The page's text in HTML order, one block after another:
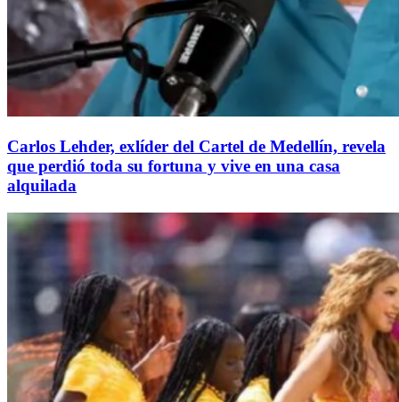
Carlos Lehder, exlíder del Cartel de Medellín, revela
que perdió toda su fortuna y vive en una casa
alquilada